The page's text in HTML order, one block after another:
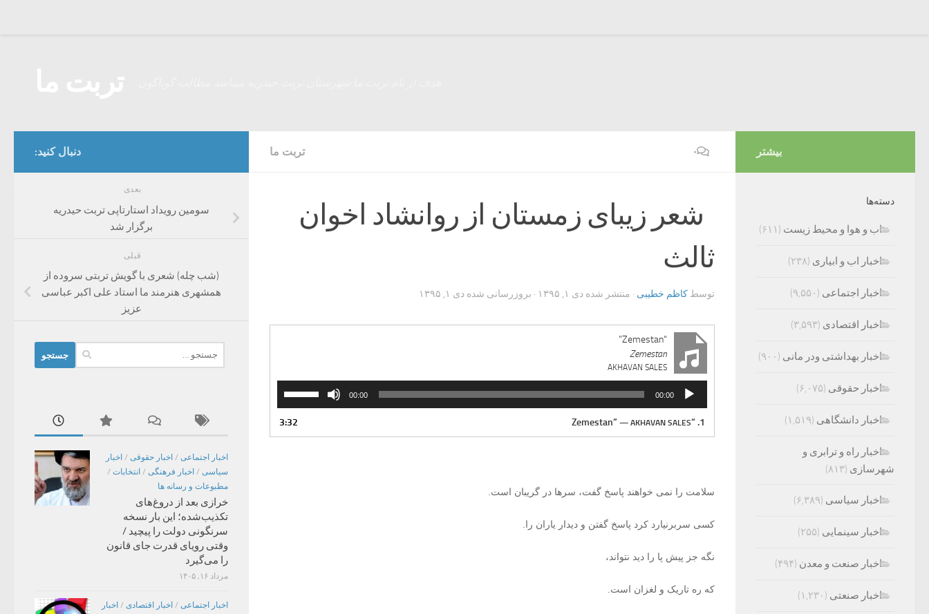
تربت ما ۰
شعر زیبای زمستان از روانشاد اخوان
ثالث
توسط کاظم خطیبی · منتشر شده دی ۱, ۱۳۹۵ · بروزرسانی شده دی ۱, ۱۳۹۵
“Zemestan”
Zemestan
AKHAVAN SALES
پخش‌کننده
صوت
00:00
00:00
1.
“Zemestan”
— AKHAVAN SALES
3:32
سلامت را نمی خواهند پاسخ گفت، سرها در گریبان است.
کسی سربرنیارد کرد پاسخ گفتن و دیدار یاران را.
نگه جز پیش پا را دید نتواند،
که ره تاریک و لغزان است.
دنبال کنید:
بعدی
سومین رویداد استارتاپی تربت حیدریه
برگزار شد
قبلی
(شب چله) شعری با گویش تربتی سروده از
همشهری هنرمند ما استاد علی اکبر عباسی
عزیز
برای:
اخبار اجتماعی / اخبار حقوقی / اخبار
سیاسی / اخبار فرهنگی / انتخابات /
مطبوعات و رسانه ها
خرازی بعد از دروغ‌های
تکذیب‌شده؛ این بار نسخه
سرنگونی دولت را پیچید /
وقتی رویای قدرت جای قانون
را می‌گیرد
مرداد ۱۶, ۱۴۰۵
اخبار اجتماعی / اخبار اقتصادی / اخبار
بیشتر
دسته‌ها
اب و هوا و محیط زیست (۶۱۱)
اخبار اب و ابیاری (۲۳۸)
اخبار اجتماعی (۹,۵۵۰)
اخبار اقتصادی (۳,۵۹۳)
اخبار بهداشتی ودر مانی (۹۰۰)
اخبار حقوقی (۶,۰۷۵)
اخبار دانشگاهی (۱,۵۱۹)
اخبار راه و ترابری و
شهرسازی (۸۱۳)
اخبار سیاسی (۶,۳۸۹)
اخبار سینمایی (۲۵۵)
اخبار صنعت و معدن (۴۹۴)
اخبار صنعتی (۱,۲۳۰)